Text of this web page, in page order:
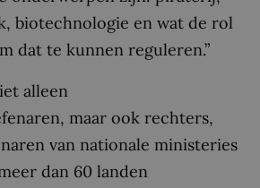
biotechnologie en wat de rol
dat te kunnen reguleren.”
alleen
maar ook rechters,
van nationale ministeries
dan 60 landen